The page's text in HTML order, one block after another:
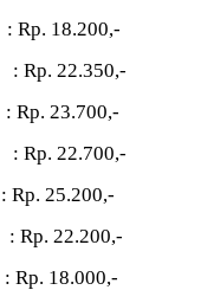
: Rp. 18.200,-
: Rp. 22.350,-
: Rp. 23.700,-
: Rp. 22.700,-
: Rp. 25.200,-
: Rp. 22.200,-
: Rp. 18.000,-